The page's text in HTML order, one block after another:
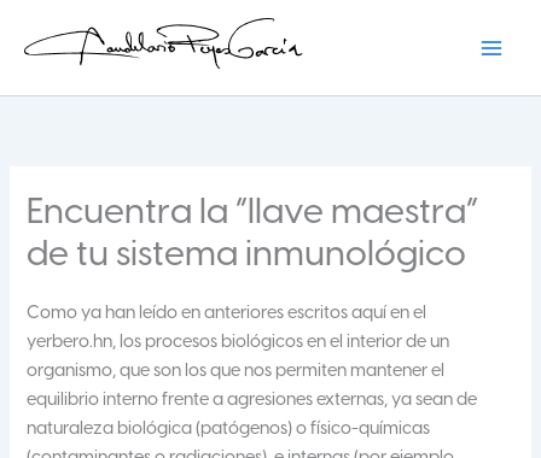
Encuentra la “llave maestra”
de tu sistema inmunológico
Como ya han leído en anteriores escritos aquí en el
yerbero.hn, los procesos biológicos en el interior de un
organismo, que son los que nos permiten mantener el
equilibrio interno frente a agresiones externas, ya sean de
naturaleza biológica (patógenos) o físico-químicas